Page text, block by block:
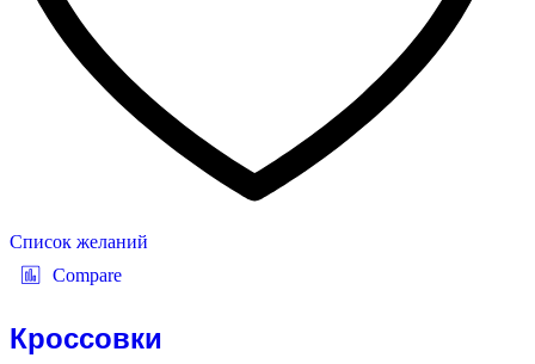
Список желаний
Compare
Кроссовки